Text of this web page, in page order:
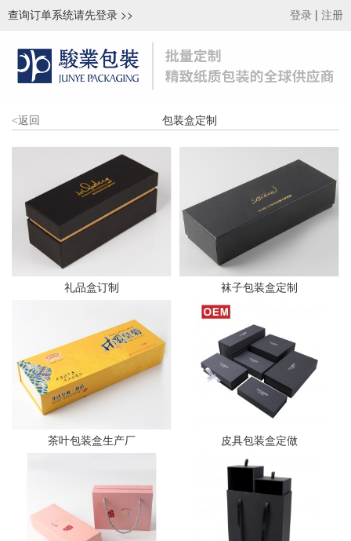
查询订单系统请先登录 >> 登录 | 注册
<返回 包装盒定制
礼品盒订制 袜子包装盒定制
茶叶包装盒生产厂 皮具包装盒定做